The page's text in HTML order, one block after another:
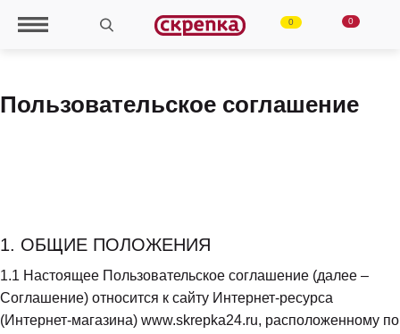
0 0
Пользовательское соглашение
1. ОБЩИЕ ПОЛОЖЕНИЯ
1.1 Настоящее Пользовательское соглашение (далее –
Соглашение) относится к сайту Интернет-ресурса
(Интернет-магазина) www.skrepka24.ru, расположенному по